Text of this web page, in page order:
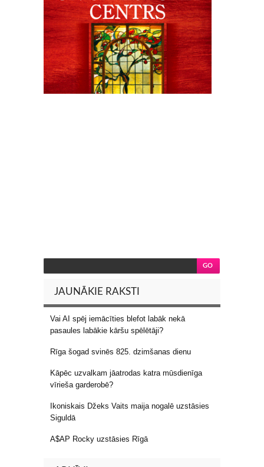
JAUNĀKIE RAKSTI
Vai AI spēj iemācīties blefot labāk nekā
pasaules labākie kāršu spēlētāji?
Rīga šogad svinēs 825. dzimšanas dienu
Kāpēc uzvalkam jāatrodas katra mūsdienīga
vīrieša garderobē?
Ikoniskais Džeks Vaits maija nogalē uzstāsies
Siguldā
A$AP Rocky uzstāsies Rīgā